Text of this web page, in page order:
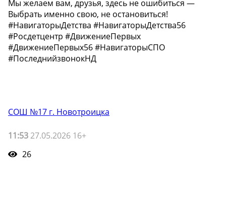
Мы желаем вам, друзья, здесь не ошибиться —
Выбрать именно свою, не остановиться!
#НавигаторыДетства #НавигаторыДетства56
#Росдетцентр #ДвижениеПервых
#ДвижениеПервых56 #НавигаторыСПО
#ПоследнийзвонокНД
СОШ №17 г. Новотроицка
11:53 27.05.2026 16+
26